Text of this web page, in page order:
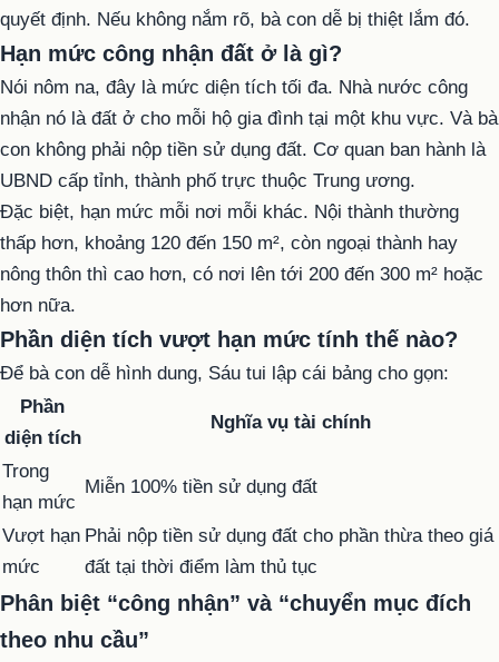
quyết định. Nếu không nắm rõ, bà con dễ bị thiệt lắm đó.
Hạn mức công nhận đất ở là gì?
Nói nôm na, đây là mức diện tích tối đa. Nhà nước công
nhận nó là đất ở cho mỗi hộ gia đình tại một khu vực. Và bà
con không phải nộp tiền sử dụng đất. Cơ quan ban hành là
UBND cấp tỉnh, thành phố trực thuộc Trung ương.
Đặc biệt, hạn mức mỗi nơi mỗi khác. Nội thành thường
thấp hơn, khoảng 120 đến 150 m², còn ngoại thành hay
nông thôn thì cao hơn, có nơi lên tới 200 đến 300 m² hoặc
hơn nữa.
Phần diện tích vượt hạn mức tính thế nào?
Để bà con dễ hình dung, Sáu tui lập cái bảng cho gọn:
Phần
diện tích
Nghĩa vụ tài chính
Trong
hạn mức
Miễn 100% tiền sử dụng đất
Vượt hạn
mức
Phải nộp tiền sử dụng đất cho phần thừa theo giá
đất tại thời điểm làm thủ tục
Phân biệt “công nhận” và “chuyển mục đích
theo nhu cầu”